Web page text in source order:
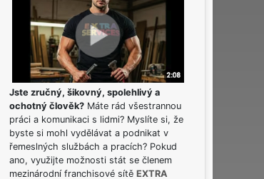
Jste zručný, šikovný, spolehlivý a
ochotný člověk? Máte rád všestrannou
práci a komunikaci s lidmi? Myslíte si, že
byste si mohl vydělávat a podnikat v
řemeslných službách a pracích? Pokud
ano, využijte možnosti stát se členem
mezinárodní franchisové sítě EXTRA